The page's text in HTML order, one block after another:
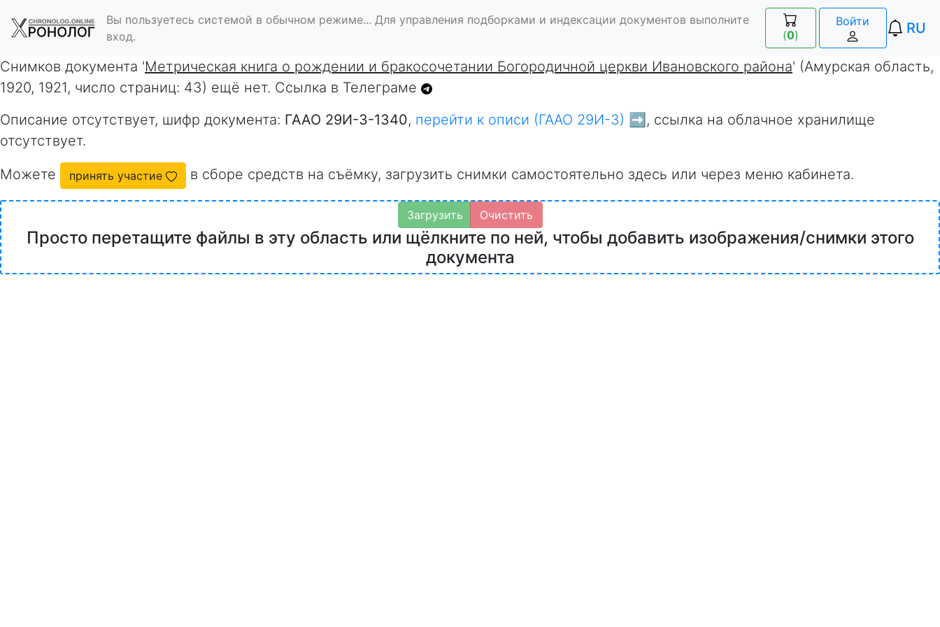
Вы пользуетесь системой в обычном режиме... Для управления подборками и индексации документов выполните
вход.
(0)
Войти RU
Снимков документа 'Метрическая книга о рождении и бракосочетании Богородичной церкви Ивановского района' (Амурская область,
1920, 1921, число страниц: 43) ещё нет. Ссылка в Телеграме
Описание отсутствует, шифр документа: ГААО 29И-3-1340, перейти к описи (ГААО 29И-3) ➡️ , ссылка на облачное хранилище
отсутствует.
Можете принять участие в сборе средств на съёмку, загрузить снимки самостоятельно здесь или через меню кабинета.
Загрузить Очистить
Просто перетащите файлы в эту область или щёлкните по ней, чтобы добавить изображения/снимки этого
документа